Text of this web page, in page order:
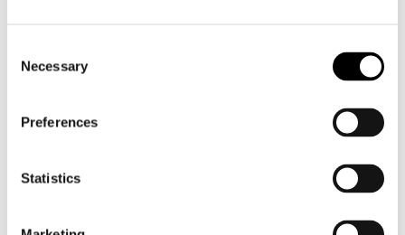
Selection
Necessary
Preferences
Statistics
verniciato color Bronzo con finitura lucida
polipropilene intrecciato nei colori Écru,